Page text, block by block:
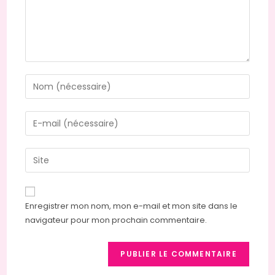
Enter
your
name
or
to
comment
Enter
your
email
address
comment
Saisir
l’URL
de
votre
site
Enregistrer mon nom, mon e-mail et mon site dans le
navigateur pour mon prochain commentaire.